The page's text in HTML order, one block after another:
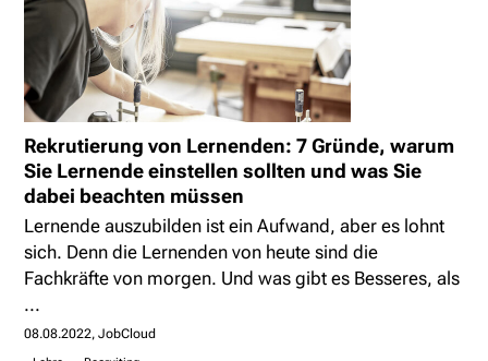
Rekrutierung von Lernenden: 7 Gründe, warum
Sie Lernende einstellen sollten und was Sie
dabei beachten müssen
Lernende auszubilden ist ein Aufwand, aber es lohnt
sich. Denn die Lernenden von heute sind die
Fachkräfte von morgen. Und was gibt es Besseres, als
...
08.08.2022 JobCloud